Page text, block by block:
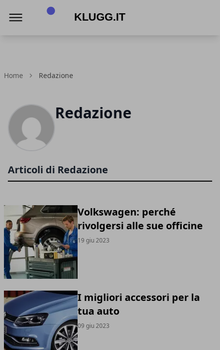
Home Redazione
Redazione
Articoli di Redazione
Volkswagen: perché
rivolgersi alle sue officine
19 giu 2023
I migliori accessori per la
tua auto
09 giu 2023